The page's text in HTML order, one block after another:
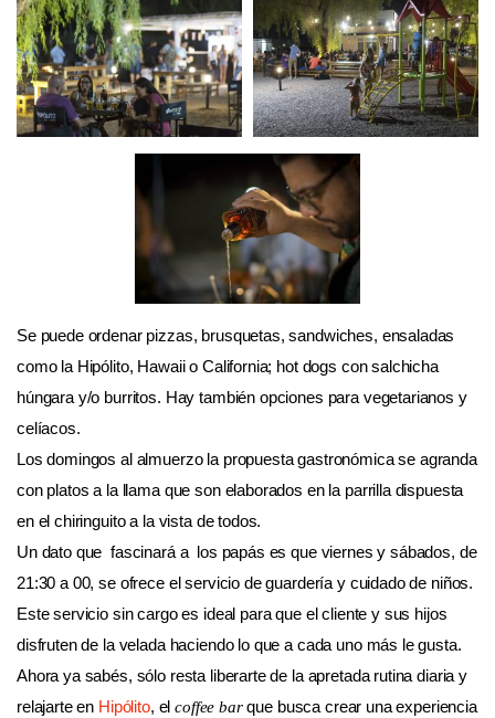
Se puede ordenar pizzas, brusquetas, sandwiches, ensaladas
como la Hipólito, Hawaii o California; hot dogs con salchicha
húngara y/o burritos. Hay también opciones para vegetarianos y
celíacos.
Los domingos al almuerzo la propuesta gastronómica se agranda
con platos a la llama que son elaborados en la parrilla dispuesta
en el chiringuito a la vista de todos.
Un dato que fascinará a los papás es que viernes y sábados, de
21:30 a 00, se ofrece el servicio de guardería y cuidado de niños.
Este servicio sin cargo es ideal para que el cliente y sus hijos
disfruten de la velada haciendo lo que a cada uno más le gusta.
Ahora ya sabés, sólo resta liberarte de la apretada rutina diaria y
relajarte en Hipólito, elcoffee barque busca crear una experiencia